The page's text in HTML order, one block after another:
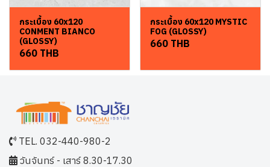
กระเบื้อง 60x120
CONMENT BIANCO
(GLOSSY)
660 THB
กระเบื้อง 60x120 MYSTIC
FOG (GLOSSY)
660 THB
TEL. 032-440-980-2
วันจันทร์ - เสาร์ 8.30-17.30